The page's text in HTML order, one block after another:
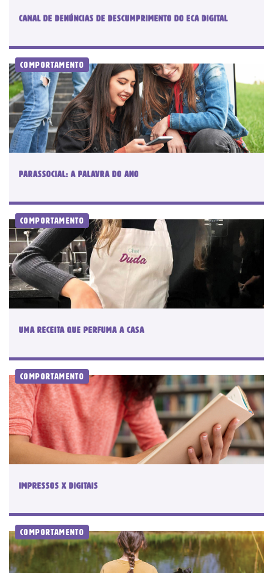
Canal de denúncias de descumprimento do ECA Digital
Comportamento
Parassocial: a palavra do ano
Comportamento
Uma receita que perfuma a casa
Comportamento
IMPRESSOS X DIGITAIS
Comportamento